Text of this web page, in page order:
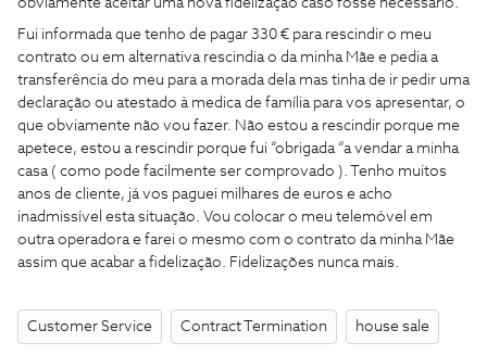
obviamente aceitar uma nova fidelização caso fosse necessário.
Fui informada que tenho de pagar 330 € para rescindir o meu
contrato ou em alternativa rescindia o da minha Mãe e pedia a
transferência do meu para a morada dela mas tinha de ir pedir uma
declaração ou atestado à medica de família para vos apresentar, o
que obviamente não vou fazer. Não estou a rescindir porque me
apetece, estou a rescindir porque fui “obrigada “a vendar a minha
casa ( como pode facilmente ser comprovado ). Tenho muitos
anos de cliente, já vos paguei milhares de euros e acho
inadmissível esta situação. Vou colocar o meu telemóvel em
outra operadora e farei o mesmo com o contrato da minha Mãe
assim que acabar a fidelização. Fidelizações nunca mais.
Customer Service Contract Termination house sale